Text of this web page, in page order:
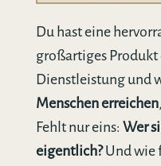
Du hast eine
großartiges Produkt
Dienstleistung und
Menschen erreichen
Fehlt nur eins: Wer
eigentlich?Und wie